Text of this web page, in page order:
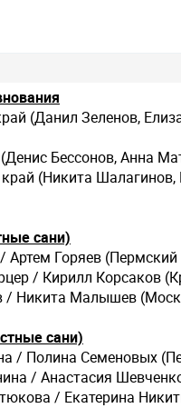
(Данил Зеленов,
Бессонов, Анна
(Никита
сани)
Артем Горяев
/ Кирилл Корсаков
/ Никита Малышев
сани)
/ Полина Семеновых
/ Анастасия
/ Екатерина